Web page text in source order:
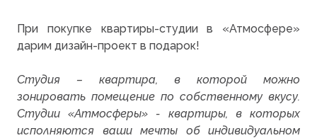
При покупке квартиры-студии в «Атмосфере»
дарим дизайн-проект в подарок!
Студия – квартира, в которой можно
зонировать помещение по собственному вкусу.
Студии «Атмосферы» - квартиры, в которых
исполняются ваши мечты об индивидуальном